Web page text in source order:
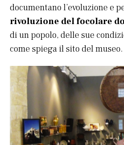
documentano l’evoluzione e
rivoluzione del focolare
di un popolo, delle sue
come spiega il sito del museo.